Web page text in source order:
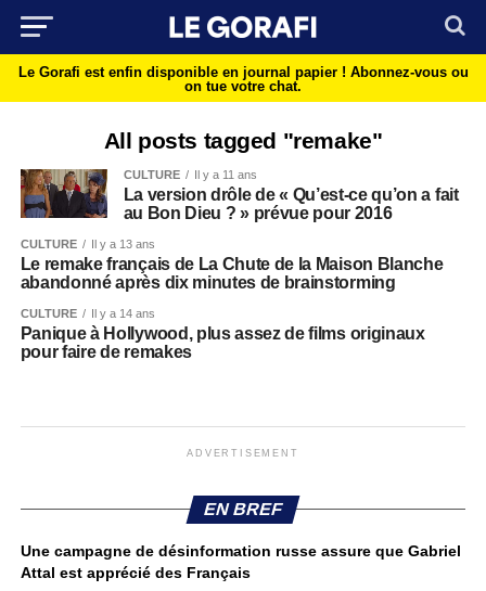
Le Gorafi est enfin disponible en journal papier ! Abonnez-vous ou
on tue votre chat.
All posts tagged "remake"
CULTURE Il y a 11 ans
La version drôle de « Qu’est-ce qu’on a fait
au Bon Dieu ? » prévue pour 2016
CULTURE Il y a 13 ans
Le remake français de La Chute de la Maison Blanche
abandonné après dix minutes de brainstorming
CULTURE Il y a 14 ans
Panique à Hollywood, plus assez de films originaux
pour faire de remakes
ADVERTISEMENT
EN BREF
Une campagne de désinformation russe assure que Gabriel
Attal est apprécié des Français